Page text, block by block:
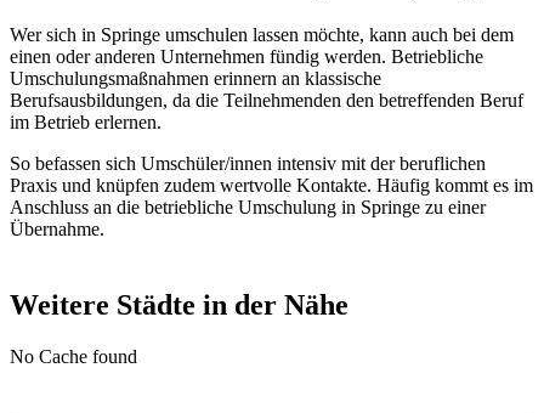
Wer sich in Springe umschulen lassen möchte, kann auch bei dem
einen oder anderen Unternehmen fündig werden. Betriebliche
Umschulungsmaßnahmen erinnern an klassische
Berufsausbildungen, da die Teilnehmenden den betreffenden Beruf
im Betrieb erlernen.
So befassen sich Umschüler/innen intensiv mit der beruflichen
Praxis und knüpfen zudem wertvolle Kontakte. Häufig kommt es im
Anschluss an die betriebliche Umschulung in Springe zu einer
Übernahme.
Weitere Städte in der Nähe
No Cache found